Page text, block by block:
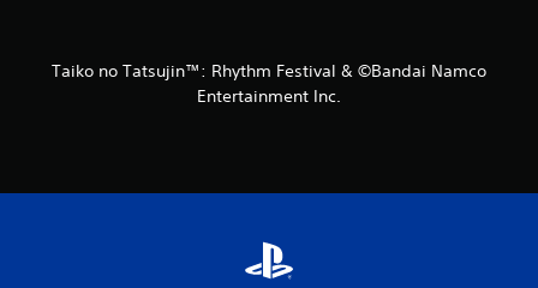
Taiko no Tatsujin™: Rhythm Festival & ©Bandai Namco
Entertainment Inc.